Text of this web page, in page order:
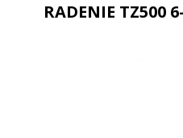
RADENIE TZ500